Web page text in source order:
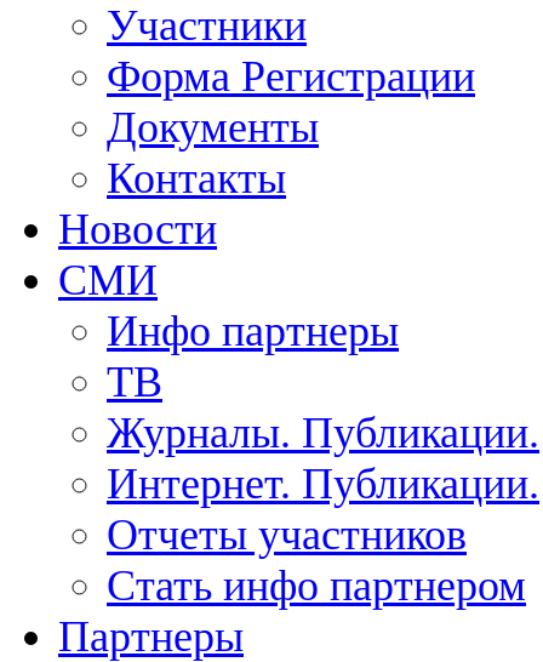
Участники
Форма Регистрации
Документы
Контакты
Новости
СМИ
Инфо партнеры
ТВ
Журналы. Публикации.
Интернет. Публикации.
Отчеты участников
Стать инфо партнером
Партнеры